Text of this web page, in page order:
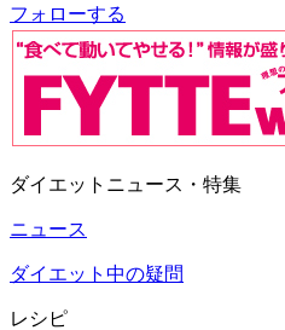
フォローする
ダイエットニュース・特集
ニュース
ダイエット中の疑問
レシピ